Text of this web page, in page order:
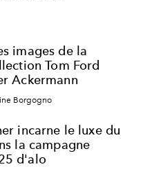
images de la
Tom Ford
Ackermann
Borgogno
incarne le luxe du
la campagne
d'alo